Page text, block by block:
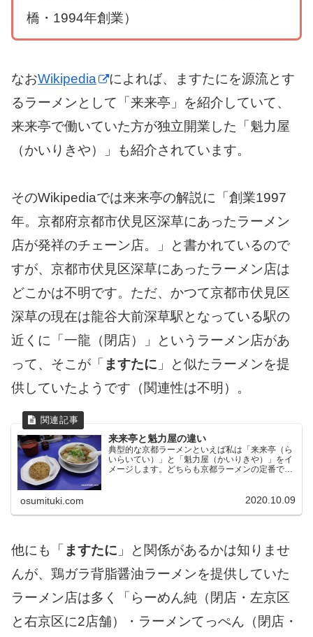
橋・1994年創業）
なおWikipedia
によれば、ますたにを源流とす
るラーメンとして「来来亭」を紹介していて、
来来亭で働いていた方が独立開業した「魁力屋
（かいりきや）」も紹介されています。
そのWikipediaでは来来亭の解説に「創業1997
年。京都府京都市伏見区深草にあったラーメン
店が発祥のチェーン店。」と書かれているので
すが、京都市伏見区深草にあったラーメン店は
どこかは不明です。ただ、かつて京都市伏見区
深草の現在は龍谷大前深草駅となっている駅の
近くに「一龍（閉店）」というラーメン店があ
って、そこが「 ますたに 」と似たラーメンを提
供していたようです（関連性は不明）。
来来亭と魁力屋の違い
典型的な京都ラーメンといえば私は「来来亭（ら
いらいてい）」と「魁力屋（かいりきや）」をイ
メージします。どちらも京都ラーメンの定番であ
osumituki.com 2020.10.09
他にも「 ますたに 」と関係があるかは知りませ
んが、鶏ガラ背脂醤油ラーメンを提供していた
ラーメン店は多く「らーめん純（閉店・左京区
と右京区に2店舗）・ラーメンてっぺん（閉店・